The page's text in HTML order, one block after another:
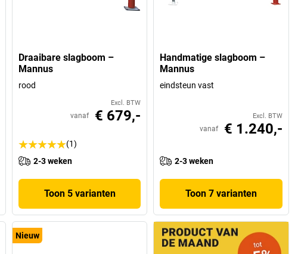
Draaibare slagboom –
Mannus
rood
Excl. BTW
vanaf € 679,-
(1)
2-3 weken
Toon 5 varianten
Handmatige slagboom –
Mannus
eindsteun vast
Excl. BTW
vanaf € 1.240,-
2-3 weken
Toon 7 varianten
Nieuw